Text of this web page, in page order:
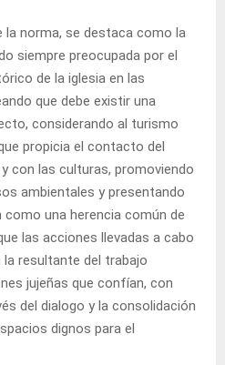
norma, se destaca como la
siempre preocupada por el
de la iglesia en las
que debe existir una
considerando al turismo
propicia el contacto del
con las culturas, promoviendo
ambientales y presentando
una herencia común de
las acciones llevadas a cabo
resultante del trabajo
jujeñas que confían, con
del dialogo y la consolidación
dignos para el